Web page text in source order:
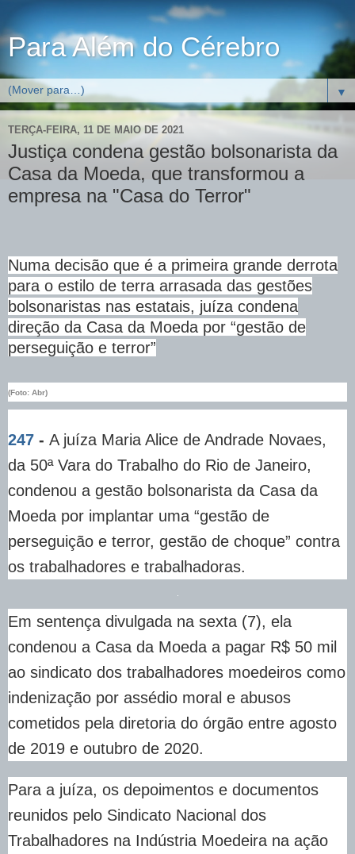
Para Além do Cérebro
▼
TERÇA-FEIRA, 11 DE MAIO DE 2021
Justiça condena gestão bolsonarista da
Casa da Moeda, que transformou a
empresa na "Casa do Terror"
Numa decisão que é a primeira grande derrota
para o estilo de terra arrasada das gestões
bolsonaristas nas estatais, juíza condena
direção da Casa da Moeda por “gestão de
perseguição e terror”
(Foto: Abr)
247 - A juíza Maria Alice de Andrade Novaes,
da 50ª Vara do Trabalho do Rio de Janeiro,
condenou a gestão bolsonarista da Casa da
Moeda por implantar uma “gestão de
perseguição e terror, gestão de choque” contra
os trabalhadores e trabalhadoras.
Em sentença divulgada na sexta (7), ela
condenou a Casa da Moeda a pagar R$ 50 mil
ao sindicato dos trabalhadores moedeiros como
indenização por assédio moral e abusos
cometidos pela diretoria do órgão entre agosto
de 2019 e outubro de 2020.
Para a juíza, os depoimentos e documentos
reunidos pelo Sindicato Nacional dos
Trabalhadores na Indústria Moedeira na ação